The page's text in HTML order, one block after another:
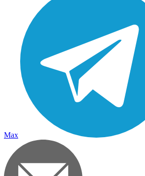
Max